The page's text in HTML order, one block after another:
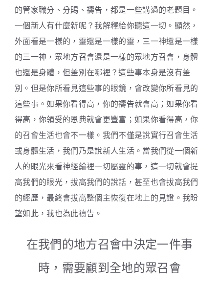
的管家職分、分賜、禱告，都是一些講過的老題目。
一個新人有什麼新呢？我解釋給你聽這一切。顯然，
外面看是一樣的，靈還是一樣的靈，三一神還是一樣
的三一神，眾地方召會還是一樣的眾地方召會，身體
也還是身體，但差別在哪裡？這些事本身是沒有差
別。但是你所看見這些事的眼鏡，會改變你所看見的
這些事。如果你看得高，你的禱告就會高；如果你看
得高，你領受的恩典就會更豐富；如果你看得高，你
的召會生活也會不一樣。我們不僅是說實行召會生活
或身體生活，我們乃是說新人生活。當我們從一個新
人的眼光來看神經綸裡一切屬靈的事，這一切就會提
高我們的眼光，拔高我們的說話，甚至也會拔高我們
的經歷，最終會拔高整個主恢復在地上的見證。我盼
望如此，我也為此禱告。
在我們的地方召會中決定一件事
時，需要顧到全地的眾召會